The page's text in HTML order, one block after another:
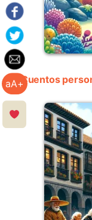
aA+Cuentos